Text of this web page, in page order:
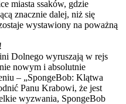
miasta ssaków, gdzie
znacznie dalej, niż się
wystawiony na poważną
Dolnego wyruszają w rejs
nowym i absolutnie
– „SpongeBob: Klątwa
Panu Krabowi, że jest
wyzwania, SpongeBob